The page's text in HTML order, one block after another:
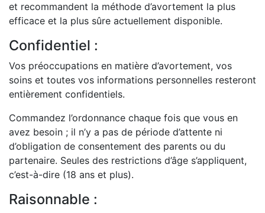
et recommandent la méthode d’avortement la plus
efficace et la plus sûre actuellement disponible.
Confidentiel :
Vos préoccupations en matière d’avortement, vos
soins et toutes vos informations personnelles resteront
entièrement confidentiels.
Commandez l’ordonnance chaque fois que vous en
avez besoin ; il n’y a pas de période d’attente ni
d’obligation de consentement des parents ou du
partenaire. Seules des restrictions d’âge s’appliquent,
c’est-à-dire (18 ans et plus).
Raisonnable :